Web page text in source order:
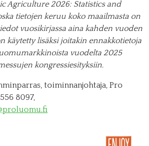
Agriculture 2026: Statistics and
tietojen keruu koko maailmasta on
vuosikirjassa aina kahden vuoden
käytetty lisäksi joitakin ennakkotietoja
vuodelta 2025
kongressiesityksiin.
toiminnanjohtaja, Pro
8097,